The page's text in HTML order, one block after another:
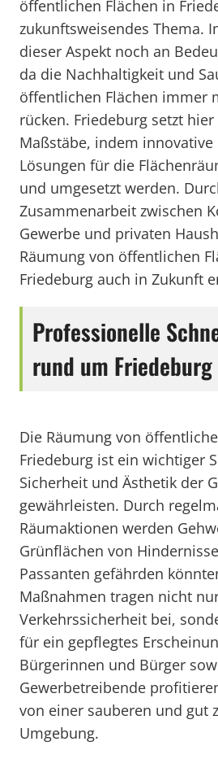
öffentlichen Flächen in
zukunftsweisendes Thema.
dieser Aspekt noch an
da die Nachhaltigkeit und
öffentlichen Flächen immer
rücken. Friedeburg setzt
Maßstäbe, indem innovative
Lösungen für die
und umgesetzt werden.
Zusammenarbeit zwischen
Gewerbe und privaten
Räumung von öffentlichen
Friedeburg auch in Zukunft
Professionelle
rund um Friedeburg
Die Räumung von
Friedeburg ist ein wichtiger
Sicherheit und Ästhetik der
gewährleisten. Durch
Räumaktionen werden
Grünflächen von
Passanten gefährden
Maßnahmen tragen nicht
Verkehrssicherheit bei,
für ein gepflegtes
Bürgerinnen und Bürger
Gewerbetreibende
von einer sauberen und gut
Umgebung.